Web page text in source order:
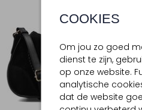
COOKIES
Om jou zo goed
dienst te zijn,
op onze website.
analytische
dat de website